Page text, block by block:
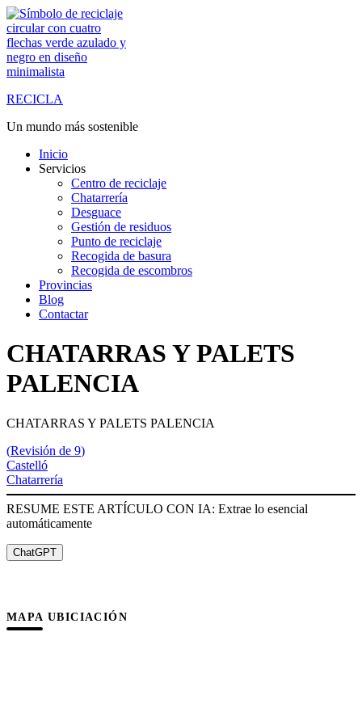
Saltar
al
contenido
RECICLA
Un mundo más sostenible
Inicio
Servicios
Centro de reciclaje
Chatarrería
Desguace
Gestión de residuos
Punto de reciclaje
Recogida de basura
Recogida de escombros
Provincias
Blog
Contactar
CHATARRAS Y PALETS
PALENCIA
CHATARRAS Y PALETS PALENCIA
(Revisión de 9)
Castelló
Chatarrería
RESUME ESTE ARTÍCULO CON IA: Extrae lo esencial
automáticamente
ChatGPT
MAPA UBICIACIÓN